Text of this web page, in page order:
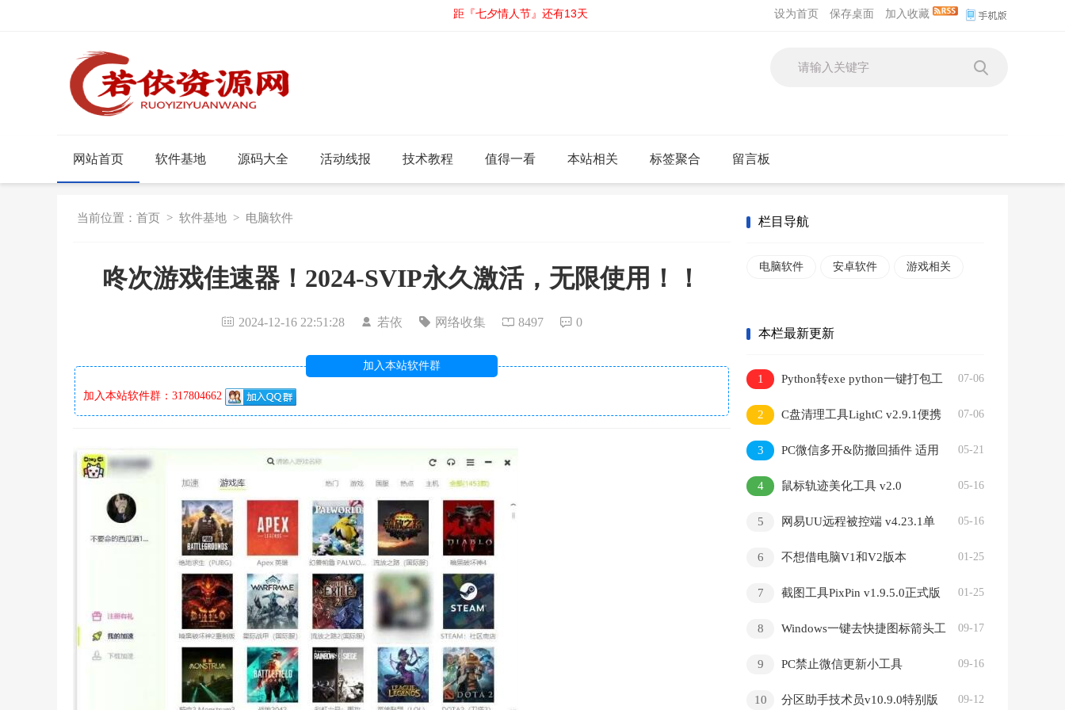
设为首页 保存桌面 加入收藏
距『七夕情人节』还有13天
网站首页 软件基地 源码大全 活动线报 技术教程 值得一看 本站相关 标签聚合 留言板
当前位置： 首页 > 软件基地 > 电脑软件
咚次游戏佳速器！2024-SVIP永久激活，无限使用！！
2024-12-16 22:51:28 若依 网络收集 8497 0
加入本站软件群
加入本站软件群：317804662
栏目导航
电脑软件 安卓软件 游戏相关
本栏最新更新
07-06
1
Python转exe python一键打包工
具
07-06
2
C盘清理工具LightC v2.9.1便携
版
05-21
3
PC微信多开&防撤回插件 适用
4.1.9.25
05-16
4 鼠标轨迹美化工具 v2.0
05-16
5
网易UU远程被控端 v4.23.1单
01-25
6 不想借电脑V1和V2版本
01-25
7 截图工具PixPin v1.9.5.0正式版
09-17
8
Windows一键去快捷图标箭头工
09-16
9 PC禁止微信更新小工具
09-12
10 分区助手技术员v10.9.0特别版